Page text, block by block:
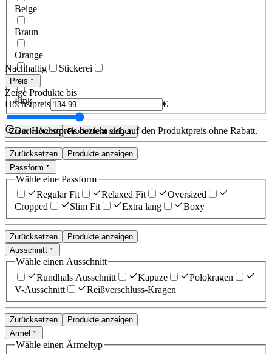
Beige
Braun
Orange
Rot
Pink
Zurücksetzen Produkte anzeigen
Nachhaltig Stickerei
Preis
Zeige Produkte bis
Höchstpreis
€
Der Höchstpreis bezieht sich auf den Produktpreis ohne Rabatt.
Zurücksetzen
Produkte anzeigen
Passform
Wähle eine Passform
Regular Fit
Relaxed Fit
Oversized
Cropped
Slim Fit Extra lang Boxy
Zurücksetzen
Produkte anzeigen
Ausschnitt
Wähle einen Ausschnitt
Rundhals Ausschnitt
Kapuze
Polokragen
V-Ausschnitt
Reißverschluss-Kragen
Zurücksetzen
Produkte anzeigen
Ärmel
Wähle einen Ärmeltyp